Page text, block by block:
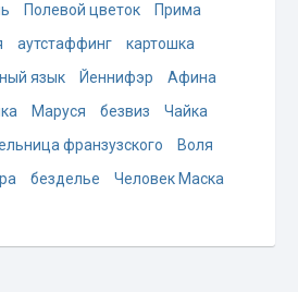
Полевой цветок
Прима
аутстаффинг
картошка
язык Йеннифэр
Афина
Маруся безвиз
Чайка
франзузского
Воля
безделье
Человек Маска